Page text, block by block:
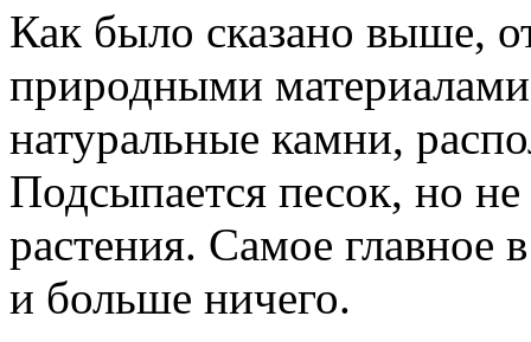
Как было сказано выше,
природными
натуральные камни,
Подсыпается песок, но
растения. Самое главное
и больше ничего.